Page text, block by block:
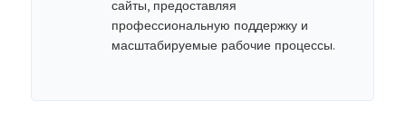
сайты, предоставляя
профессиональную поддержку и
масштабируемые рабочие процессы.